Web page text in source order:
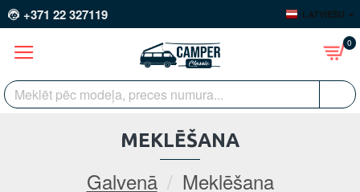
+371 22 327119 LATVIEŠU
0
Galvenā Meklēšana
MEKLĒŠANA